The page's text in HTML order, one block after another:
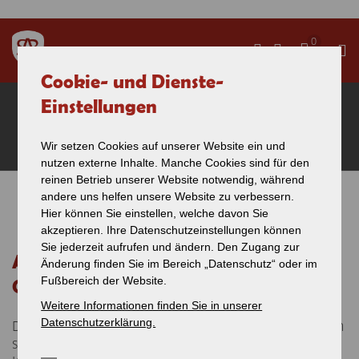
Cookie- und Dienste-
Einstellungen
Wir setzen Cookies auf unserer Website ein und
nutzen externe Inhalte. Manche Cookies sind für den
reinen Betrieb unserer Website notwendig, während
andere uns helfen unsere Website zu verbessern.
Hier können Sie einstellen, welche davon Sie
akzeptieren. Ihre Datenschutzeinstellungen können
Sie jederzeit aufrufen und ändern. Den Zugang zur
Änderung finden Sie im Bereich „Datenschutz“ oder im
Fußbereich der Website.
Weitere Informationen finden Sie in unserer
Datenschutzerklärung.
0
AGB's - Allgemeine
Geschäftsbedingungen
Sie sind hier
AGB's der SAB Schwäbische Alb-Bahn
GmbH
Die AGBs der SAB Schwäbische Alb-Bahn GmbH gliedern
sich in mehrere Bereiche.